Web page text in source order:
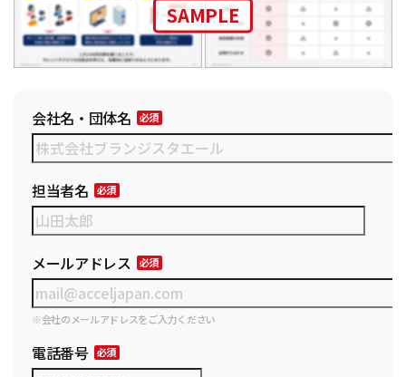
SAMPLE
会社名・団体名
担当者名
メールアドレス
※会社のメールアドレスをご入力ください
電話番号